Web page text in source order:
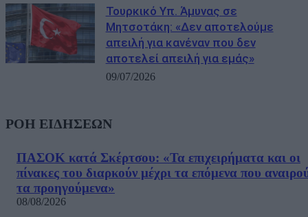
Τουρκικό Υπ. Άμυνας σε
Μητσοτάκη: «Δεν αποτελούμε
απειλή για κανέναν που δεν
αποτελεί απειλή για εμάς»
09/07/2026
ΡΟΗ ΕΙΔΗΣΕΩΝ
ΠΑΣΟΚ κατά Σκέρτσου: «Τα επιχειρήματα και οι
πίνακες του διαρκούν μέχρι τα επόμενα που
τα προηγούμενα»
08/08/2026